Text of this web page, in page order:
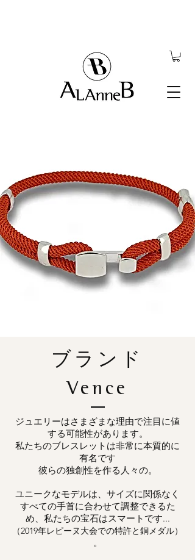
ブランド
Vence
ジュエリーはさまざまな理由で注目に値
する可能性があります。
私たちのブレスレットは非常に本質的に
有名です
彼らの独創性を作る人々の。
ユニークなモデルは、サイズに関係なく
すべての手首に合わせて調整できるた
め、私たちの宝石はスマートです...
（2019年レピーヌ大会での特許と銅メダル）
。